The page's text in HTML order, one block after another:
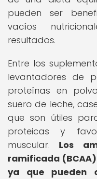
pueden ser
vacíos
resultados.
Entre los
levantadores de
proteínas en
suero de leche,
que son útiles
proteicas y
muscular. Los
ramificada
ya que pueden